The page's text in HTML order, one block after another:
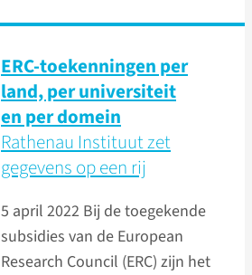
ERC-toekenningen per
land, per universiteit
en per domein
Rathenau Instituut zet
gegevens op een rij
5 april 2022 Bij de toegekende
subsidies van de European
Research Council (ERC) zijn het